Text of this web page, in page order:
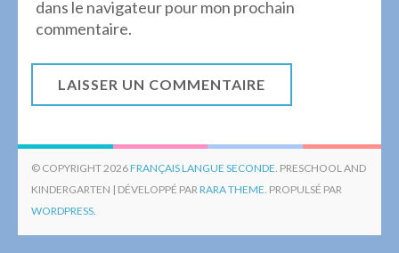
dans le navigateur pour mon prochain
commentaire.
© COPYRIGHT 2026FRANÇAIS LANGUE SECONDE. PRESCHOOL AND
KINDERGARTEN | DÉVELOPPÉ PARRARA THEME. PROPULSÉ PAR
WORDPRESS.